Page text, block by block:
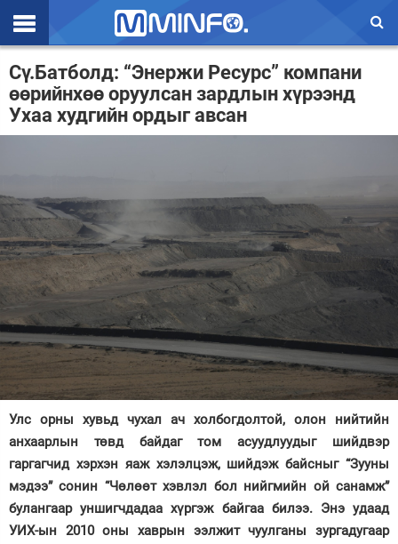
Эхлэл
Цаг агаар
Валют ханш
Эдийн засаг
Үзэл бодол
Спорт
Нийгэм
Дэлхий
Энтертайнмэнт
Зурхай
Сү.Батболд: “Энержи Ресурс” компани
өөрийнхөө оруулсан зардлын хүрээнд
Ухаа худгийн ордыг авсан
Улс орны хувьд чухал ач холбогдолтой, олон нийтийн
анхаарлын төвд байдаг том асуудлуудыг шийдвэр
гаргагчид хэрхэн яаж хэлэлцэж, шийдэж байсныг “Зууны
мэдээ” сонин “Чөлөөт хэвлэл бол нийгмийн ой санамж”
булангаар уншигчдадаа хүргэж байгаа билээ. Энэ удаад
УИХ-ын 2010 оны хаврын ээлжит чуулганы зургадугаар